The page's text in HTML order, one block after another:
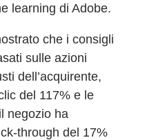
learning di Adobe.
che i consigli
sulle azioni
dell’acquirente,
del 117% e le
negozio ha
through del 17%